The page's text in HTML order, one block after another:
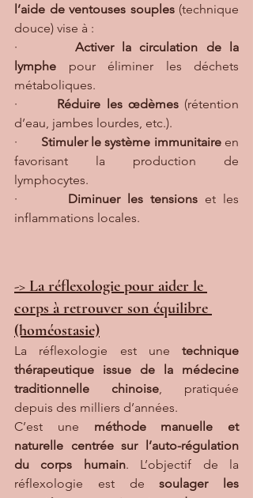
l’aide de ventouses souples (technique
douce) vise à :
· Activer la circulation de la
lymphe pour éliminer les déchets
métaboliques.
· Réduire les œdèmes (rétention
d’eau, jambes lourdes, etc.).
· Stimuler le système immunitaire en
favorisant la production de
lymphocytes.
· Diminuer les tensions et les
inflammations locales.
-> La réflexologie pour aider le
corps à retrouver son équilibre
(homéostasie)
La réflexologie est une technique
thérapeutique issue de la médecine
traditionnelle chinoise, pratiquée
depuis des milliers d’années.
C’est une méthode manuelle et
naturelle centrée sur l’auto-régulation
du corps humain. L’objectif de la
réflexologie est de soulager les